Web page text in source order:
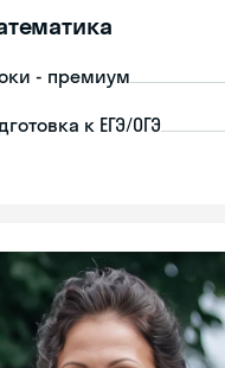
- премиум
к ЕГЭ/ОГЭ